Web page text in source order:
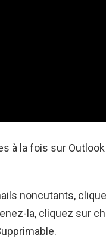
à la fois sur Outlook
noncutants,
la, cliquez sur